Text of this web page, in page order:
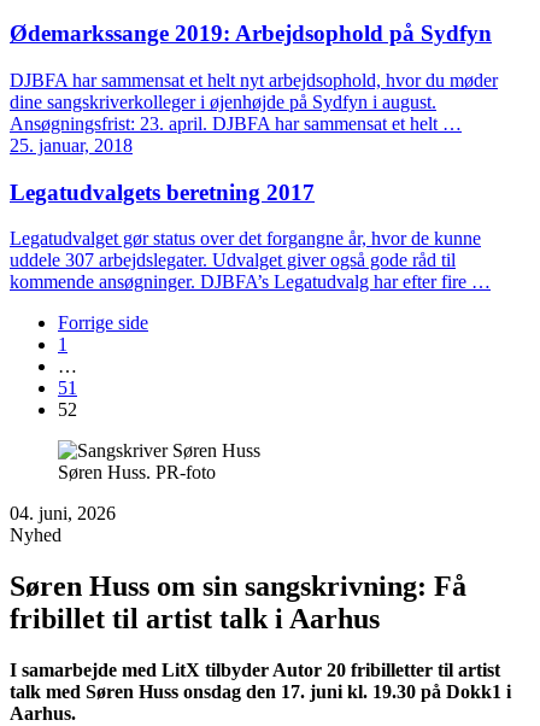
Ødemarkssange 2019: Arbejdsophold på Sydfyn
DJBFA har sammensat et helt nyt arbejdsophold, hvor du møder
dine sangskriverkolleger i øjenhøjde på Sydfyn i august.
Ansøgningsfrist: 23. april. DJBFA har sammensat et helt …
25. januar, 2018
Legatudvalgets beretning 2017
Legatudvalget gør status over det forgangne år, hvor de kunne
uddele 307 arbejdslegater. Udvalget giver også gode råd til
kommende ansøgninger. DJBFA’s Legatudvalg har efter fire …
Forrige side
1
…
51
52
Søren Huss. PR-foto
04. juni, 2026
Nyhed
Søren Huss om sin sangskrivning: Få
fribillet til artist talk i Aarhus
I samarbejde med LitX tilbyder Autor 20 fribilletter til artist
talk med Søren Huss onsdag den 17. juni kl. 19.30 på Dokk1 i
Aarhus.